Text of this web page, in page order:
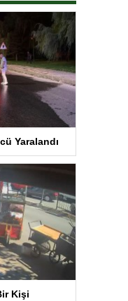
Yaralandı
Kişi